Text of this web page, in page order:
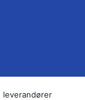
leverandører